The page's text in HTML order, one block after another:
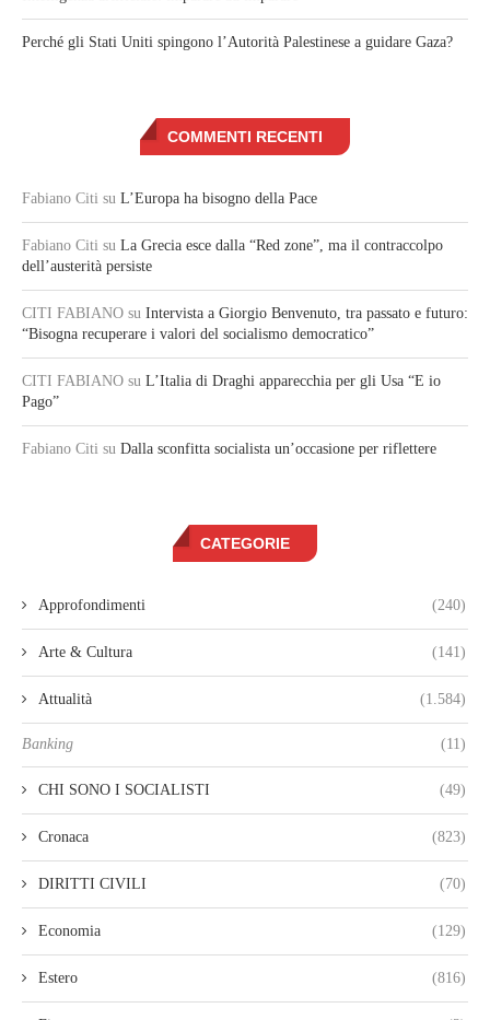
Perché gli Stati Uniti spingono l’Autorità Palestinese a guidare Gaza?
COMMENTI RECENTI
Fabiano Citi su L’Europa ha bisogno della Pace
Fabiano Citi su La Grecia esce dalla “Red zone”, ma il contraccolpo
dell’austerità persiste
CITI FABIANO su Intervista a Giorgio Benvenuto, tra passato e futuro:
“Bisogna recuperare i valori del socialismo democratico”
CITI FABIANO su L’Italia di Draghi apparecchia per gli Usa “E io
Pago”
Fabiano Citi su Dalla sconfitta socialista un’occasione per riflettere
CATEGORIE
Approfondimenti (240)
Arte & Cultura (141)
Attualità (1.584)
Banking (11)
CHI SONO I SOCIALISTI (49)
Cronaca (823)
DIRITTI CIVILI (70)
Economia (129)
Estero (816)